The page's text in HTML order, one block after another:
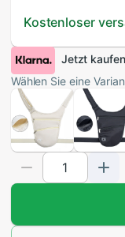
Kostenloser
Jetzt
Wählen Sie eine